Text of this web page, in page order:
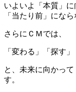
いよいよ「本質」
「当たり前」にな
さらにＣＭでは、
「変わる」「探す」
と、未来に向かっ
す。